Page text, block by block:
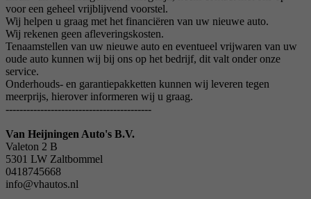
voor een geheel vrijblijvend voorstel.
Wij helpen u graag met het financiëren van uw nieuwe auto.
Wij rekenen geen afleveringskosten.
Tenaamstellen van uw nieuwe auto en eventueel vrijwaren van uw
oude auto kunnen wij bij ons op het bedrijf, dit valt onder onze
service.
Onderhouds- en garantiepakketten kunnen wij leveren tegen
meerprijs, hierover informeren wij u graag.
------------------------------------------
Van Heijningen Auto's B.V.
Valeton 2 B
5301 LW Zaltbommel
0418745668
info@vhautos.nl